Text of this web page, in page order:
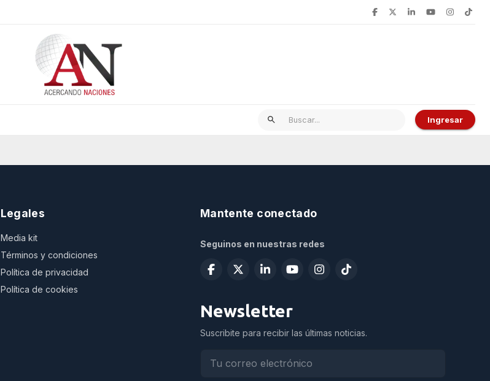
Ingresar
Legales
Media kit
Términos y condiciones
Política de privacidad
Política de cookies
Mantente conectado
Seguinos en nuestras redes
Newsletter
Suscribite para recibir las últimas noticias.